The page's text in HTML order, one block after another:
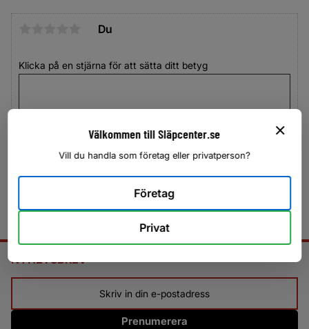
Du
Klicka på en stjärna för att sätta ditt betyg
NYHETSBREV
Prenumerera
Välkommen till Släpcenter.se
Vill du handla som företag eller privatperson?
Företag
Privat